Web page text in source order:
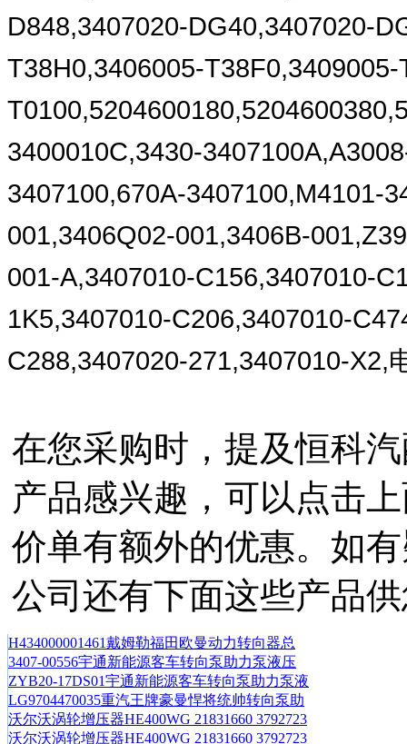
D848,3407020-DG40,3407020-
T38H0,3406005-
3400010C,3430-
3407100,670A-3407100,M4101-
001,3406Q02-001,3406B-
001-A,3407010-C156,3407010-
1K5,3407010-C206,3407010-
C288,3407020-271,3407010-X2,
在您采购时，提及恒科
产品感兴趣，可以点击
价单有额外的优惠。如
公司还有下面这些产品
H434000001461戴姆勒福田欧曼动力转向器总
3407-00556宇通新能源客车转向泵助力泵液压
ZYB20-17DS01宇通新能源客车转向泵助力泵液
LG9704470035重汽王牌豪曼悍将统帅转向泵助
沃尔沃涡轮增压器HE400WG 21831660 3792723
沃尔沃涡轮增压器HE400WG 21831660 3792723